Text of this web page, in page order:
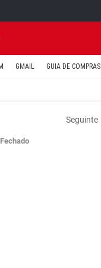
GMAIL GUIA DE COMPRAS
Seguinte
Fechado